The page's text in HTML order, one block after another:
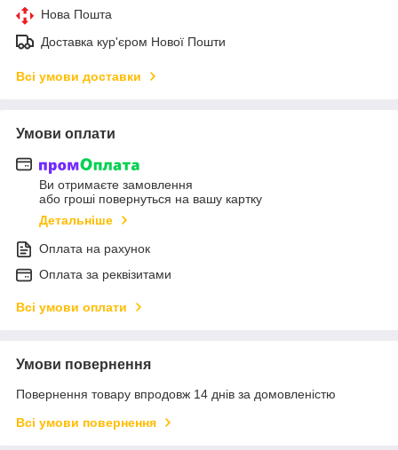
Нова Пошта
Доставка кур'єром Нової Пошти
Всі умови доставки
Умови оплати
Ви отримаєте замовлення
або гроші повернуться на вашу картку
Детальніше
Оплата на рахунок
Оплата за реквізитами
Всі умови оплати
Умови повернення
Повернення товару впродовж 14 днів за домовленістю
Всі умови повернення